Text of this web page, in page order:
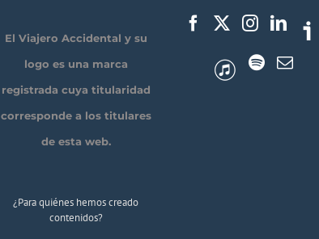
El Viajero Accidental y su
logo es una marca
registrada cuya titularidad
corresponde a los titulares
de esta web.
¿Para quiénes hemos creado
contenidos?